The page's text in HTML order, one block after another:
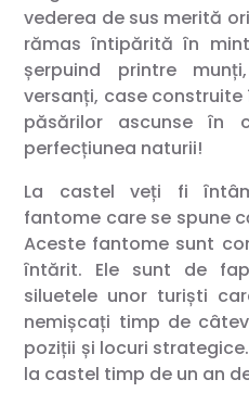
vederea de sus merită
rămas întipărită în
șerpuind printre
versanți, case
păsărilor ascunse în
perfecțiunea naturii!
La castel veți fi
fantome care se spune
Aceste fantome sunt
întărit. Ele sunt de
siluetele unor turiști
nemișcați timp de
poziții și locuri
la castel timp de un an